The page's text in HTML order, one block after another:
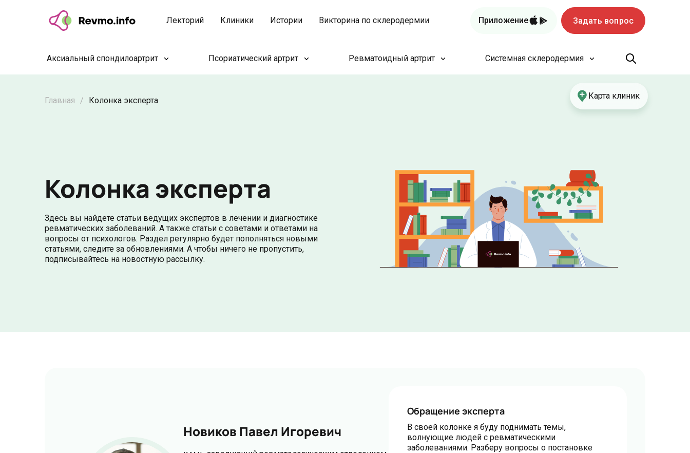
Лекторий Клиники Истории Викторина по склеродермии Приложение Задать вопрос
Аксиальный спондилоартрит Псориатический артрит Ревматоидный артрит Системная склеродермия
Карта клиник
Главная / Колонка эксперта
Колонка эксперта
Здесь вы найдете статьи ведущих экспертов в лечении и диагностике
ревматических заболеваний. А также статьи с советами и ответами на
вопросы от психологов. Раздел регулярно будет пополняться новыми
статьями, следите за обновлениями. А чтобы ничего не пропустить,
подписывайтесь на новостную рассылку.
Новиков Павел Игоревич
Обращение эксперта
В своей колонке я буду поднимать темы,
волнующие людей с ревматическими
заболеваниями. Разберу вопросы о постановке